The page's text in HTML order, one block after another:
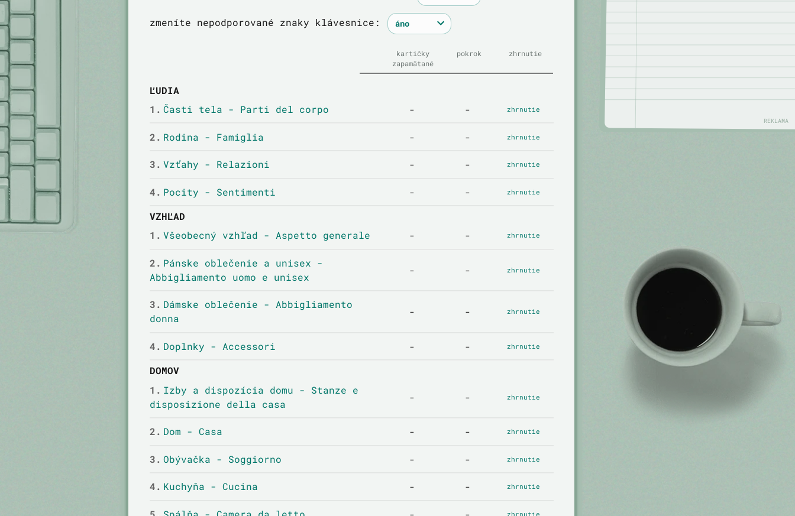
zmeníte nepodporované znaky klávesnice:
kartičky
zapamätané
pokrok zhrnutie
ĽUDIA
1. Časti tela - Parti del corpo - - zhrnutie
2. Rodina - Famiglia - - zhrnutie
3. Vzťahy - Relazioni - - zhrnutie
4. Pocity - Sentimenti - - zhrnutie
VZHĽAD
1. Všeobecný vzhľad - Aspetto generale - - zhrnutie
2. Pánske oblečenie a unisex -
Abbigliamento uomo e unisex
- - zhrnutie
3. Dámske oblečenie - Abbigliamento
donna
- - zhrnutie
4. Doplnky - Accessori - - zhrnutie
DOMOV
1. Izby a dispozícia domu - Stanze e
disposizione della casa
- - zhrnutie
2. Dom - Casa - - zhrnutie
3. Obývačka - Soggiorno - - zhrnutie
4. Kuchyňa - Cucina - - zhrnutie
zhrnutie
REKLAMA